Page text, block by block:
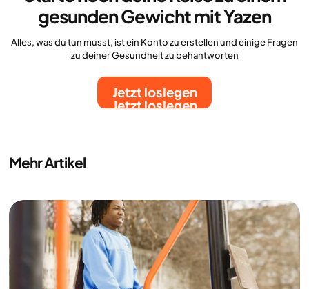
gesunden Gewicht mit Yazen
Alles, was du tun musst, ist ein Konto zu erstellen und einige Fragen
zu deiner Gesundheit zu behantworten
Jetzt loslegen
Jetzt loslegen
Mehr Artikel